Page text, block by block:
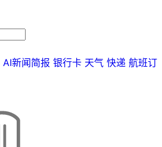
AI新闻简报 银行卡 天气 快递 航班订